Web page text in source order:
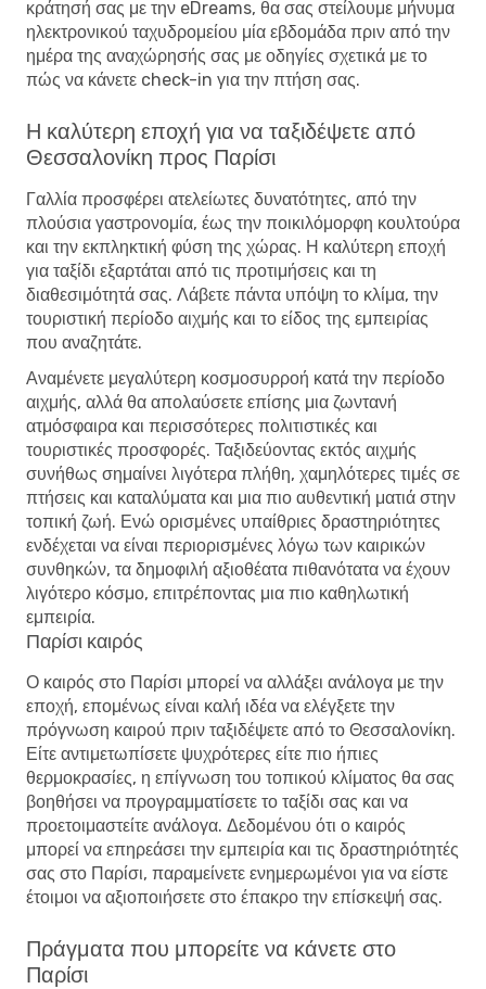
κράτησή σας με την eDreams, θα σας στείλουμε μήνυμα
ηλεκτρονικού ταχυδρομείου μία εβδομάδα πριν από την
ημέρα της αναχώρησής σας με οδηγίες σχετικά με το
πώς να κάνετε check-in για την πτήση σας.
Η καλύτερη εποχή για να ταξιδέψετε από
Θεσσαλονίκη προς Παρίσι
Γαλλία προσφέρει ατελείωτες δυνατότητες, από την
πλούσια γαστρονομία, έως την ποικιλόμορφη κουλτούρα
και την εκπληκτική φύση της χώρας. Η καλύτερη εποχή
για ταξίδι εξαρτάται από τις προτιμήσεις και τη
διαθεσιμότητά σας. Λάβετε πάντα υπόψη το κλίμα, την
τουριστική περίοδο αιχμής και το είδος της εμπειρίας
που αναζητάτε.
Αναμένετε μεγαλύτερη κοσμοσυρροή κατά την περίοδο
αιχμής, αλλά θα απολαύσετε επίσης μια ζωντανή
ατμόσφαιρα και περισσότερες πολιτιστικές και
τουριστικές προσφορές. Ταξιδεύοντας εκτός αιχμής
συνήθως σημαίνει λιγότερα πλήθη, χαμηλότερες τιμές σε
πτήσεις και καταλύματα και μια πιο αυθεντική ματιά στην
τοπική ζωή. Ενώ ορισμένες υπαίθριες δραστηριότητες
ενδέχεται να είναι περιορισμένες λόγω των καιρικών
συνθηκών, τα δημοφιλή αξιοθέατα πιθανότατα να έχουν
λιγότερο κόσμο, επιτρέποντας μια πιο καθηλωτική
εμπειρία.
Παρίσι καιρός
Ο καιρός στο Παρίσι μπορεί να αλλάξει ανάλογα με την
εποχή, επομένως είναι καλή ιδέα να ελέγξετε την
πρόγνωση καιρού πριν ταξιδέψετε από το Θεσσαλονίκη.
Είτε αντιμετωπίσετε ψυχρότερες είτε πιο ήπιες
θερμοκρασίες, η επίγνωση του τοπικού κλίματος θα σας
βοηθήσει να προγραμματίσετε το ταξίδι σας και να
προετοιμαστείτε ανάλογα. Δεδομένου ότι ο καιρός
μπορεί να επηρεάσει την εμπειρία και τις δραστηριότητές
σας στο Παρίσι, παραμείνετε ενημερωμένοι για να είστε
έτοιμοι να αξιοποιήσετε στο έπακρο την επίσκεψή σας.
Πράγματα που μπορείτε να κάνετε στο
Παρίσι